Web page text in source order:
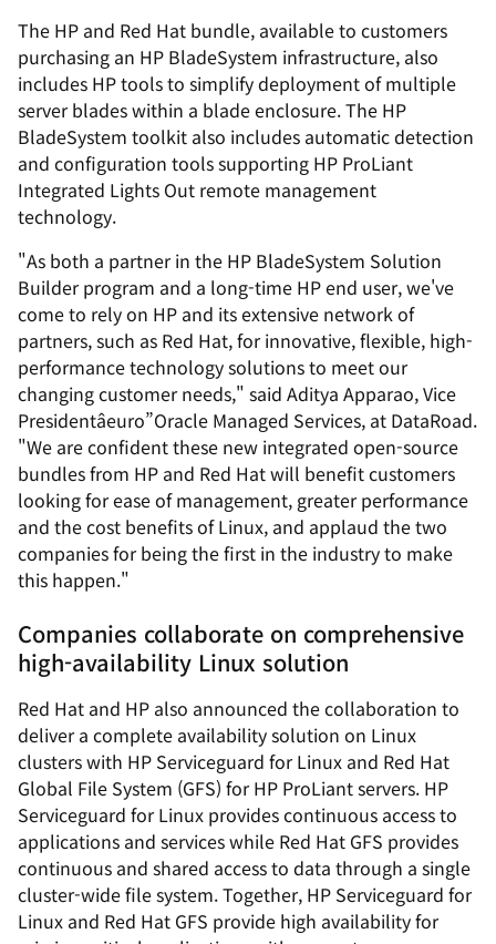
The HP and Red Hat bundle, available to customers
purchasing an HP BladeSystem infrastructure, also
includes HP tools to simplify deployment of multiple
server blades within a blade enclosure. The HP
BladeSystem toolkit also includes automatic detection
and configuration tools supporting HP ProLiant
Integrated Lights Out remote management
technology.
"As both a partner in the HP BladeSystem Solution
Builder program and a long-time HP end user, we've
come to rely on HP and its extensive network of
partners, such as Red Hat, for innovative, flexible, high-
performance technology solutions to meet our
changing customer needs," said Aditya Apparao, Vice
Presidentâeuro”Oracle Managed Services, at DataRoad.
"We are confident these new integrated open-source
bundles from HP and Red Hat will benefit customers
looking for ease of management, greater performance
and the cost benefits of Linux, and applaud the two
companies for being the first in the industry to make
this happen."
Companies collaborate on comprehensive
high-availability Linux solution
Red Hat and HP also announced the collaboration to
deliver a complete availability solution on Linux
clusters with HP Serviceguard for Linux and Red Hat
Global File System (GFS) for HP ProLiant servers. HP
Serviceguard for Linux provides continuous access to
applications and services while Red Hat GFS provides
continuous and shared access to data through a single
cluster-wide file system. Together, HP Serviceguard for
Linux and Red Hat GFS provide high availability for